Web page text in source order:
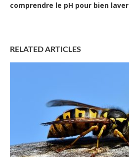
comprendre le pH pour bien laver
RELATED ARTICLES